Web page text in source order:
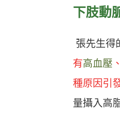
下肢動
張先生得
有高血壓
種原因引
量攝入高